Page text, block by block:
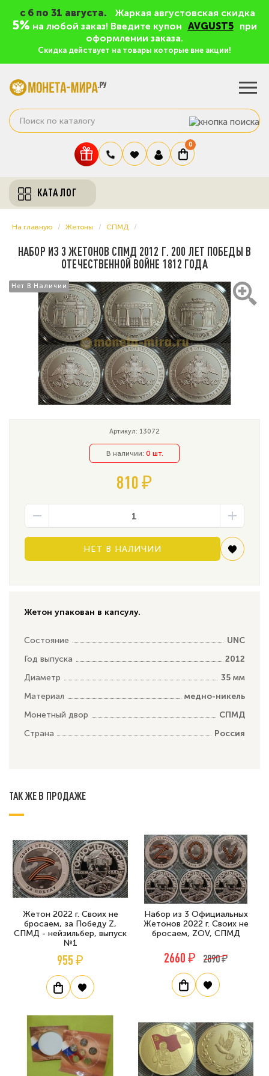
c 6 по 31 августа. Жаркая августовская скидка
5% на любой заказ! Введите купон AVGUST5
при
оформлении заказа.
Скидка действует на товары которые вне акции!
0
КАТАЛОГ
На главную Жетоны СПМД
НАБОР ИЗ 3 ЖЕТОНОВ СПМД 2012 Г. 200 ЛЕТ ПОБЕДЫ В
ОТЕЧЕСТВЕННОЙ ВОЙНЕ 1812 ГОДА
Нет В Наличии
Нет В Наличии
Артикул: 13072
В наличии: 0 шт.
810 ₽
НЕТ В НАЛИЧИИ
Жетон упакован в капсулу.
Состояние
UNC
Год выпуска
2012
Диаметр
35 мм
Материал
медно-никель
Монетный двор
СПМД
Страна
Россия
ТАК ЖЕ В ПРОДАЖЕ
Жетон 2022 г. Своих не
бросаем, за Победу Z,
СПМД - нейзильбер, выпуск
№1
955 ₽
Набор из 3 Официальных
Жетонов 2022 г. Своих не
бросаем, ZOV, СПМД
2660 ₽ 2890 ₽